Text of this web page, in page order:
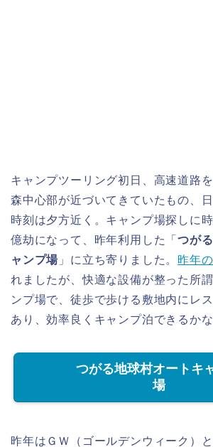
キャンプツーリング初日、高速道路
森中心部が近づいてきていたもの、
時刻は夕方近く。キャンプ場探しに
億劫になって、昨年利用した「つが
ャンプ場 」に立ち寄りました。 昨年
れましたが、快適な設備が整った所
ンプ場で、徒歩で歩ける敷地内にレ
あり、効率良くキャンプ泊できるか
つがる地球村オートキ
場
昨年はＧＷ（ゴールデンウィーク）